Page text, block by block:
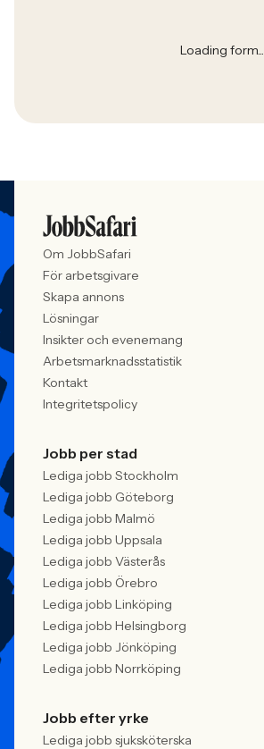
Loading form...
Om JobbSafari
För arbetsgivare
Skapa annons
Lösningar
Insikter och evenemang
Arbetsmarknadsstatistik
Kontakt
Integritetspolicy
Jobb per stad
Lediga jobb Stockholm
Lediga jobb Göteborg
Lediga jobb Malmö
Lediga jobb Uppsala
Lediga jobb Västerås
Lediga jobb Örebro
Lediga jobb Linköping
Lediga jobb Helsingborg
Lediga jobb Jönköping
Lediga jobb Norrköping
Jobb efter yrke
Lediga jobb sjuksköterska